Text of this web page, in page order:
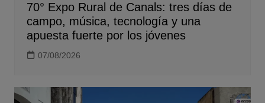
70° Expo Rural de Canals: tres días de
campo, música, tecnología y una
apuesta fuerte por los jóvenes
07/08/2026